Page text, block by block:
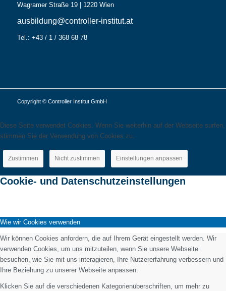
Wagramer Straße 19 | 1220 Wien
ausbildung@controller-institut.at
Tel.: +43 / 1 / 368 68 78
Copyright © Controller Institut GmbH
Diese Seite verwendet Cookies. Wenn Sie weiterhin auf der Webseite surfen,
stimmen Sie der Verwendung von Cookies zu.
Zustimmen Nicht zustimmen Einstellungen anpassen
Cookie- und Datenschutzeinstellungen
Wie wir Cookies verwenden
Wir können Cookies anfordern, die auf Ihrem Gerät eingestellt werden. Wir
verwenden Cookies, um uns mitzuteilen, wenn Sie unsere Webseite
besuchen, wie Sie mit uns interagieren, Ihre Nutzererfahrung verbessern und
Ihre Beziehung zu unserer Webseite anpassen.
Klicken Sie auf die verschiedenen Kategorienüberschriften, um mehr zu